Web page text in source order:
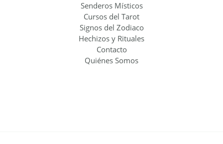
Senderos Místicos
Cursos del Tarot
Signos del Zodiaco
Hechizos y Rituales
Contacto
Quiénes Somos